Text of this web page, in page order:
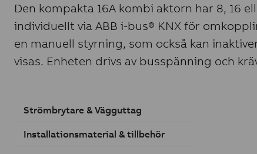
Den kompakta 16A kombi aktorn har 8, 16
individuellt via ABB i-bus® KNX för
en manuell styrning, som också kan
visas. Enheten drivs av busspänning och
Strömbrytare & Vägguttag
Installationsmaterial & tillbehör